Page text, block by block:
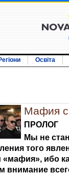
Освіта
Мафия
ПРОЛОГ
Мы не
того
«мафия», ибо
внимание